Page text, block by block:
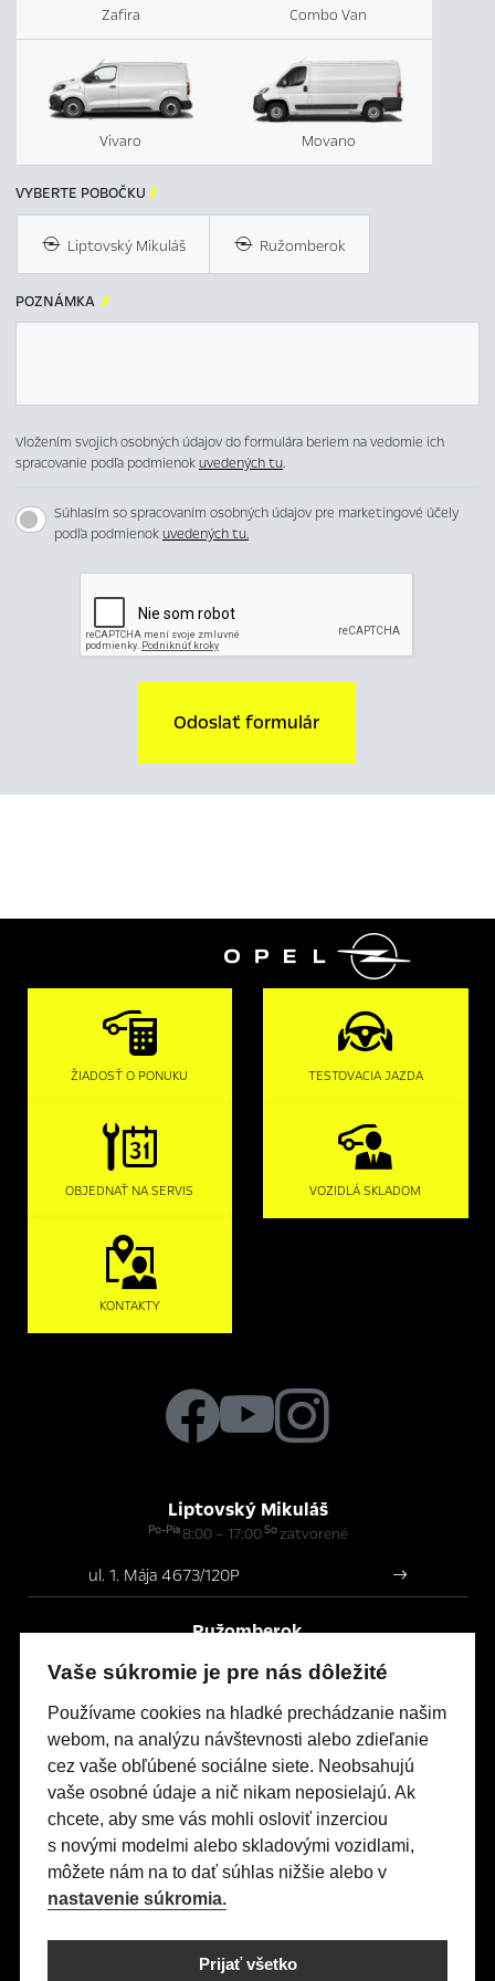
Zafira Combo Van
Vivaro Movano
VYBERTE POBOČKU 
Liptovský Mikuláš Ružomberok
POZNÁMKA 
Vložením svojich osobných údajov do formulára beriem na vedomie ich
spracovanie podľa podmienokuvedených tu.
Súhlasím so spracovaním osobných údajov pre marketingové účely
podľa podmienokuvedených tu.
Odoslať formulár

ŽIADOSŤ O PONUKU TESTOVACIA JAZDA
OBJEDNAŤ NA SERVIS VOZIDLÁ SKLADOM
KONTAKTY
Liptovský Mikuláš
Po-Pia8:00 – 17:00Sozatvorené
ul. 1. Mája 4673/120P
Ružomberok
Modely Opel
Titulná stránka
Skladové vozidlá
Servis & Príslušenstvo
Kontakty
Nastavení cookies
Comin.cz, s.r.o. &lead management GROWITO
Vaše súkromie je pre nás dôležité
Používame cookies na hladké prechádzanie našim
webom, na analýzu návštevnosti alebo zdieľanie
cez vaše obľúbené sociálne siete. Neobsahujú
vaše osobné údaje a nič nikam neposielajú. Ak
chcete, aby sme vás mohli osloviť inzerciou
s novými modelmi alebo skladovými vozidlami,
môžete nám na to dať súhlas nižšie alebo v
nastavenie súkromia.
Prijať všetko